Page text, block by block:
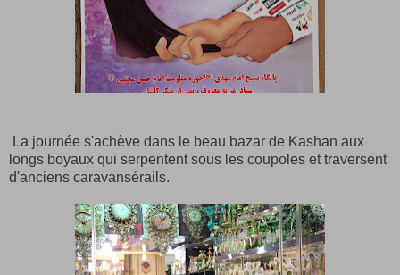
La journée s'achève dans le beau bazar de Kashan aux
longs boyaux qui serpentent sous les coupoles et traversent
d'anciens caravansérails.